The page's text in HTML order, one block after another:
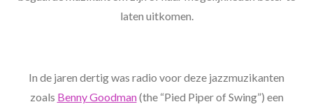
laten uitkomen.
In de jaren dertig was radio voor deze jazzmuzikanten
zoals Benny Goodman(the “Pied Piper of Swing”) een